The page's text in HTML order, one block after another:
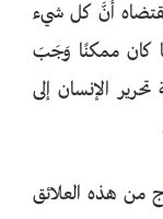
مقتضاه أنَّ كل شيء
كان ممكنًا وَجَبَ
الإنسان إلى
من هذه العلائق